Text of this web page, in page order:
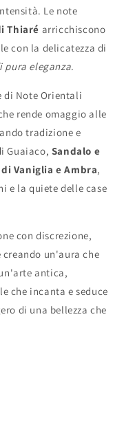
Le note
Thiaré arricchiscono
con la delicatezza di
pura eleganza.
di Note Orientali
rende omaggio alle
tradizione e
Guaiaco, Sandalo e
Vaniglia e Ambra,
e la quiete delle case
con discrezione,
creando un'aura che
antica,
che incanta e seduce
di una bellezza che